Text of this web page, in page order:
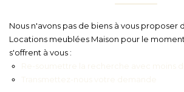
CONTACT
Budget max
Créer une alerte
Nous n'avons pas de biens à vous proposer
Locations meublées Maison pour le
s'offrent à vous :